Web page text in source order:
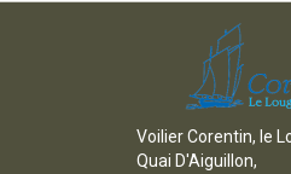
Voilier Corentin, le
Quai D'Aiguillon,